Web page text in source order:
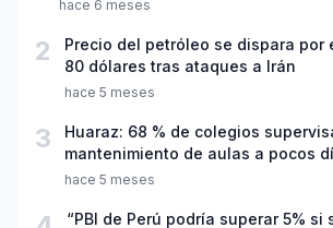
hace 6 meses
2
Precio del petróleo se dispara por
80 dólares tras ataques a Irán
hace 5 meses
3
Huaraz: 68 % de colegios
mantenimiento de aulas a pocos
año escolar 2026
hace 5 meses
“PBI de Perú podría superar 5% si